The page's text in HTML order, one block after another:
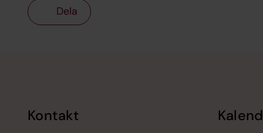
Dela
Kontakt